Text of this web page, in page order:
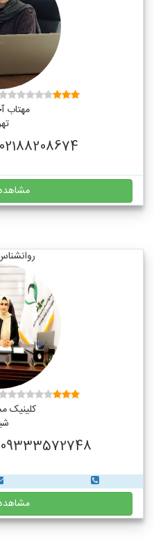
مهتاب
02188208674 - 09006100115
کلینیک